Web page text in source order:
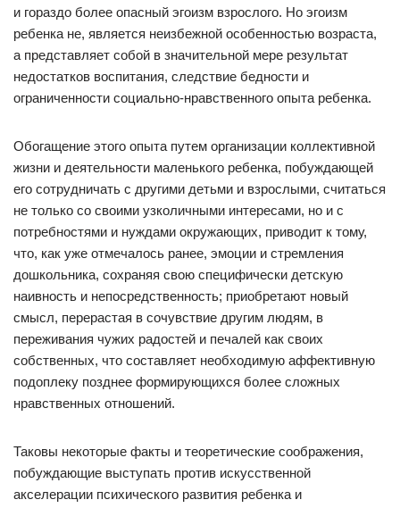
и гораздо более опасный эгоизм взрослого. Но эгоизм
ребенка не, является неизбежной особенностью возраста,
а представляет собой в значительной мере результат
недостатков воспитания, следствие бедности и
ограниченности социально-нравственного опыта ребенка.
Обогащение этого опыта путем организации коллективной
жизни и деятельности маленького ребенка, побуждающей
его сотрудничать с другими детьми и взрослыми, считаться
не только со своими узколичными интересами, но и с
потребностями и нуждами окружающих, приводит к тому,
что, как уже отмечалось ранее, эмоции и стремления
дошкольника, сохраняя свою специфически детскую
наивность и непосредственность; приобретают новый
смысл, перерастая в сочувствие другим людям, в
переживания чужих радостей и печалей как своих
собственных, что составляет необходимую аффективную
подоплеку позднее формирующихся более сложных
нравственных отношений.
Таковы некоторые факты и теоретические соображения,
побуждающие выступать против искусственной
акселерации психического развития ребенка и